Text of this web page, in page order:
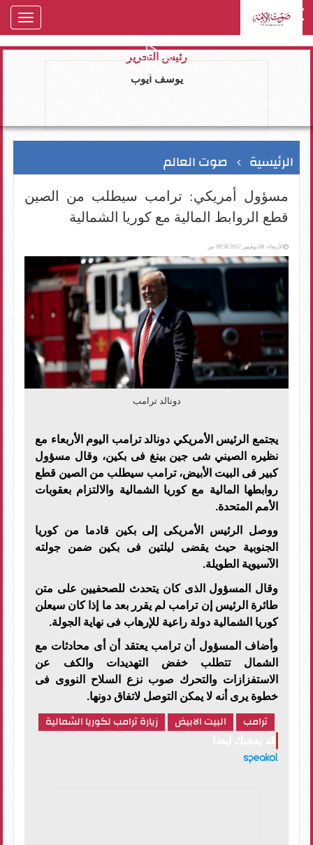
رئيس التحرير
يوسف ايوب
الرئيسية صوت العالم
مسؤول أمريكي: ترامب سيطلب من الصين
قطع الروابط المالية مع كوريا الشمالية
الأربعاء، 08 نوفمبر 2017 09:58 ص
دونالد ترامب
يجتمع الرئيس الأمريكي دونالد ترامب اليوم الأربعاء مع
نظيره الصيني شى جين بينغ فى بكين، وقال مسؤول
كبير فى البيت الأبيض، ترامب سيطلب من الصين قطع
روابطها المالية مع كوريا الشمالية والالتزام بعقوبات
الأمم المتحدة.
ووصل الرئيس الأمريكى إلى بكين قادما من كوريا
الجنوبية حيث يقضى ليلتين فى بكين ضمن جولته
الآسيوية الطويلة.
وقال المسؤول الذى كان يتحدث للصحفيين على متن
طائرة الرئيس إن ترامب لم يقرر بعد ما إذا كان سيعلن
كوريا الشمالية دولة راعية للإرهاب فى نهاية الجولة.
وأضاف المسؤول أن ترامب يعتقد أن أى محادثات مع
الشمال تتطلب خفض التهديدات والكف عن
الاستفزازات والتحرك صوب نزع السلاح النووى فى
خطوة يرى أنه لا يمكن التوصل لاتفاق دونها.
ترامب البيت الابيض زيارة ترامب لكوريا الشمالية